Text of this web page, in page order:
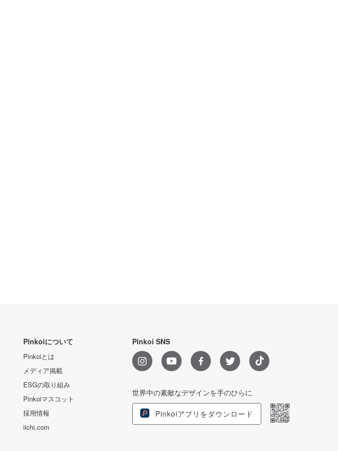
Pinkoiについて
Pinkoiとは
メディア掲載
ESGの取り組み
Pinkoiマスコット
採用情報
iichi.com
Pinkoi SNS
世界中の素敵なデザインを手のひらに
Pinkoiアプリをダウンロード